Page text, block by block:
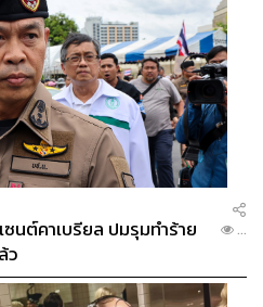
ศรษฐกิจญี่ปุ่นก็ว่าได้ บริษัทฯ
ขึ้น แต่ในส่วนของพนักงานจะ
(รัฐบาลจะไม่ชอบ แต่บริษัทจะ
คาหุ้น ดังรายงานข้างต้น
ต่ำกลายเป็นดีขึ้นเพราะมีคน
ยกระทบเล็กน้อย
ยหากดีลควบรวมสำเร็จ บอก
นอน เพราะในประเทศไทย
ำลังการผลิตสูงสุด 270,000
างการปรับลดกำลังการผลิตลง
นต์คาเบรียล ปมรุมทำร้าย
ว
...